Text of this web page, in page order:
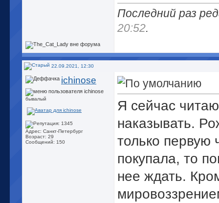
Последний раз
20:52.
22.09.2021, 12:30
ichinose
бывалый
Адрес: Санкт-Петербург
Возраст: 29
Сообщений: 150
Я сейчас
наказывать.
только первую
покупала, то
нее ждать.